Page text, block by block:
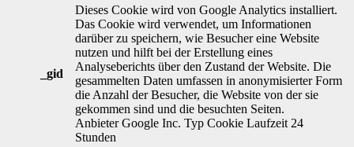
_gid
Dieses Cookie wird von Google Analytics installiert.
Das Cookie wird verwendet, um Informationen
darüber zu speichern, wie Besucher eine Website
nutzen und hilft bei der Erstellung eines
Analyseberichts über den Zustand der Website. Die
gesammelten Daten umfassen in anonymisierter Form
die Anzahl der Besucher, die Website von der sie
gekommen sind und die besuchten Seiten.
Anbieter Google Inc. Typ Cookie Laufzeit 24
Stunden